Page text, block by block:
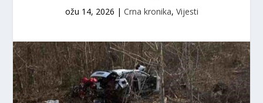
ožu 14, 2026 | Crna kronika, Vijesti